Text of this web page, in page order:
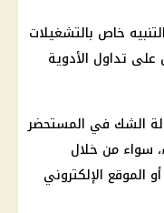
خاص بالتشغيلات
تداول الأدوية
الشك في المستحضر
سواء من خلال
الاتصال علي الخط الساخن رقم 15301 أو الموقع الإلكتروني